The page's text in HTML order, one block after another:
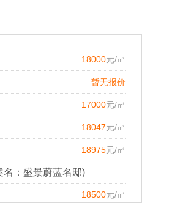
18000元/㎡
暂无报价
17000元/㎡
18047元/㎡
18975元/㎡
名：盛景蔚蓝名邸)
18500元/㎡